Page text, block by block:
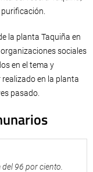
la planta Taquiña en
sociales
en el tema y
en la planta
pasado.
96 por ciento.